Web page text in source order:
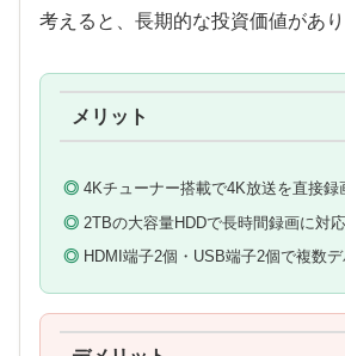
考えると、長期的な投資価値があり
メリット
4Kチューナー搭載で4K放送を直接録
2TBの大容量HDDで長時間録画に対応
HDMI端子2個・USB端子2個で複数